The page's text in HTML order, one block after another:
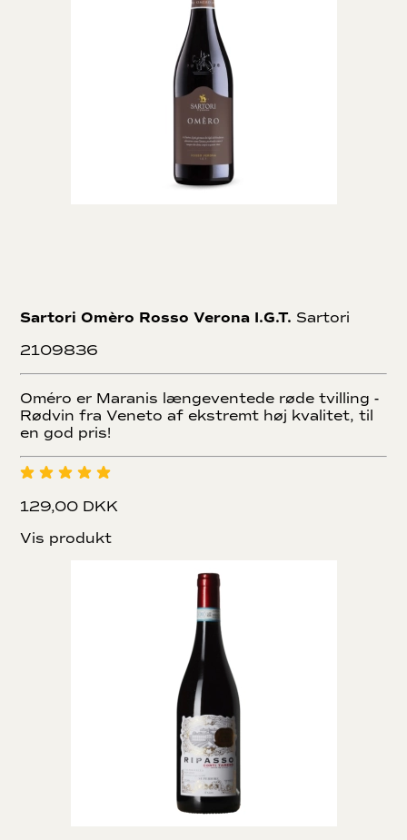
Sartori Omèro Rosso Verona I.G.T. Sartori
2109836
Oméro er Maranis længeventede røde tvilling -
Rødvin fra Veneto af ekstremt høj kvalitet, til
en god pris!
129,00 DKK
Vis produkt